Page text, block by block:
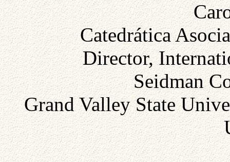
Catedrática
Director,
Seidman
Grand Valley State